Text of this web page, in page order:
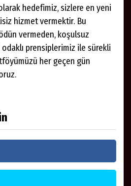
hedefimiz, sizlere en yeni
hizmet vermektir. Bu
vermeden, koşulsuz
prensiplerimiz ile sürekli
her geçen gün